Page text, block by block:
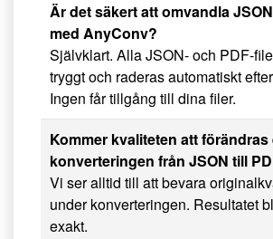
Är det säkert att omvandla
med AnyConv?
Självklart. Alla JSON- och PDF-
tryggt och raderas automatiskt
Ingen får tillgång till dina filer.
Kommer kvaliteten att förändras
konverteringen från JSON till
Vi ser alltid till att bevara
under konverteringen. Resultatet
exakt.